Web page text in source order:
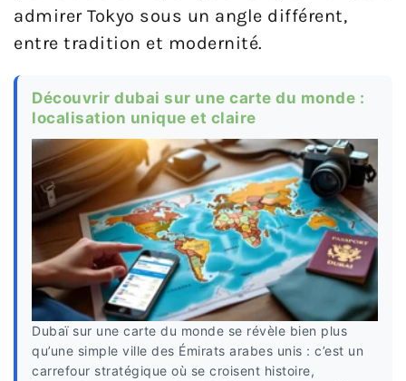
admirer Tokyo sous un angle différent,
entre tradition et modernité.
Découvrir dubai sur une carte du monde :
localisation unique et claire
Dubaï sur une carte du monde se révèle bien plus
qu’une simple ville des Émirats arabes unis : c’est un
carrefour stratégique où se croisent histoire,